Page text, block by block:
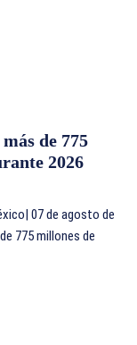
de 775
2026
07 de agosto de
775 millones de